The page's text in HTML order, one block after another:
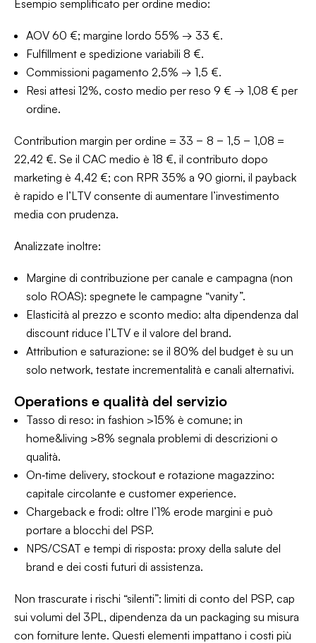
Esempio semplificato per ordine medio:
AOV 60 €; margine lordo 55% → 33 €.
Fulfillment e spedizione variabili 8 €.
Commissioni pagamento 2,5% → 1,5 €.
Resi attesi 12%, costo medio per reso 9 € → 1,08 € per
ordine.
Contribution margin per ordine = 33 − 8 − 1,5 − 1,08 =
22,42 €. Se il CAC medio è 18 €, il contributo dopo
marketing è 4,42 €; con RPR 35% a 90 giorni, il payback
è rapido e l’LTV consente di aumentare l’investimento
media con prudenza.
Analizzate inoltre:
Margine di contribuzione per canale e campagna (non
solo ROAS): spegnete le campagne “vanity”.
Elasticità al prezzo e sconto medio: alta dipendenza dal
discount riduce l’LTV e il valore del brand.
Attribution e saturazione: se il 80% del budget è su un
solo network, testate incrementalità e canali alternativi.
Operations e qualità del servizio
Tasso di reso: in fashion >15% è comune; in
home&living >8% segnala problemi di descrizioni o
qualità.
On‑time delivery, stockout e rotazione magazzino:
capitale circolante e customer experience.
Chargeback e frodi: oltre l’1% erode margini e può
portare a blocchi del PSP.
NPS/CSAT e tempi di risposta: proxy della salute del
brand e dei costi futuri di assistenza.
Non trascurate i rischi “silenti”: limiti di conto del PSP, cap
sui volumi del 3PL, dipendenza da un packaging su misura
con forniture lente. Questi elementi impattano i costi più